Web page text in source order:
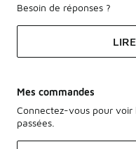
Besoin de réponses ?
Mes commandes
Connectez-vous pour voir
passées.